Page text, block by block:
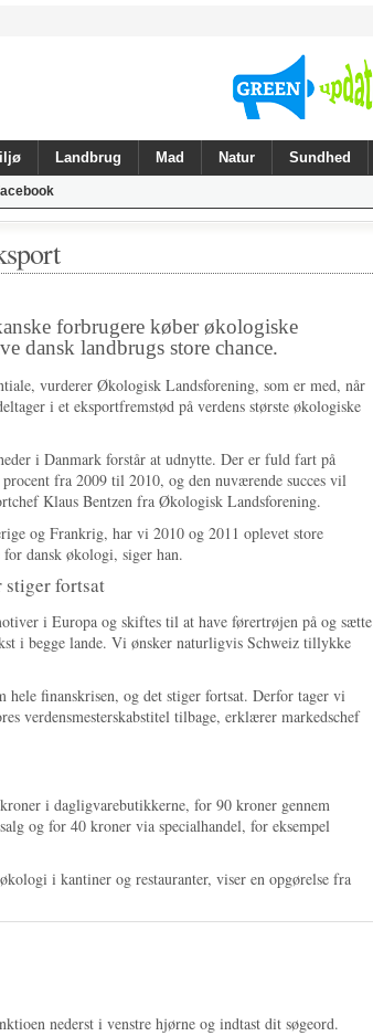
Landbrug Mad Natur Sundhed
forbrugere køber økologiske
dansk landbrugs store chance.
vurderer Økologisk Landsforening, som er med, når
i et eksportfremstød på verdens største økologiske
i Danmark forstår at udnytte. Der er fuld fart på
fra 2009 til 2010, og den nuværende succes vil
Klaus Bentzen fra Økologisk Landsforening.
og Frankrig, har vi 2010 og 2011 oplevet store
dansk økologi, siger han.
stiger fortsat
i Europa og skiftes til at have førertrøjen på og sætte
i begge lande. Vi ønsker naturligvis Schweiz tillykke
hele finanskrisen, og det stiger fortsat. Derfor tager vi
verdensmesterskabstitel tilbage, erklærer markedschef
i dagligvarebutikkerne, for 90 kroner gennem
og for 40 kroner via specialhandel, for eksempel
i kantiner og restauranter, viser en opgørelse fra
nederst i venstre hjørne og indtast dit søgeord.